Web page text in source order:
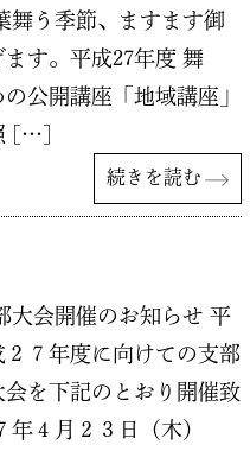
舞う季節、ますます御
す。平成27年度 舞
公開講座「地域講座」
[…]
続きを読む
会開催のお知らせ 平
７年度に向けての支部
を下記のとおり開催致
４月２３日（木）